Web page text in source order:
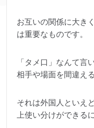
お互いの関係に大き
は重要なものです。
「タメ口」なんて言
相手や場面を間違え
それは外国人といえ
上使い分けができる